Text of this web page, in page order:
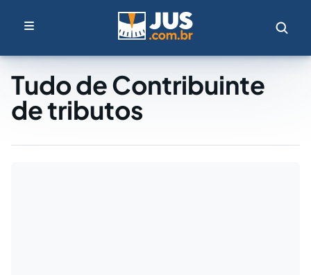
Tudo de Contribuinte
de tributos